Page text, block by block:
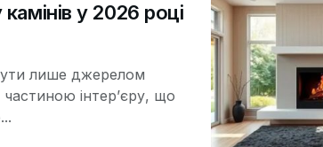
у 2026 році
лише джерелом
інтер’єру, що